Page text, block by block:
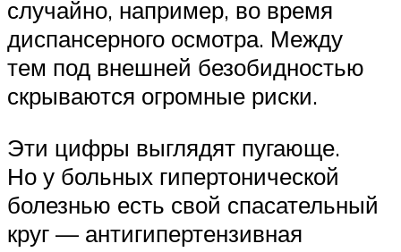
случайно, например, во время
диспансерного осмотра. Между
тем под внешней безобидностью
скрываются огромные ­риски.
Эти цифры выглядят пугающе.
Но у больных гипертонической
болезнью есть свой спасательный
круг — антигипертензивная